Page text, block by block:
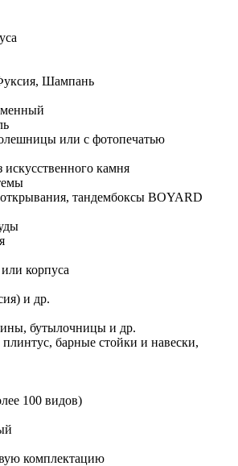
Шампань
или с фотопечатью
искусственного камня
тандембоксы BOYARD
корпуса
и др.
бутылочницы и др.
барные стойки и навески,
100 видов)
комплектацию